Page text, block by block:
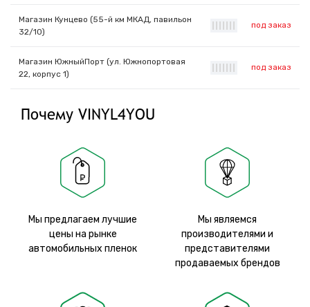
Магазин Кунцево (55-й км МКАД, павильон
32/10)
под заказ
Магазин ЮжныйПорт (ул. Южнопортовая
22, корпус 1)
под заказ
Почему VINYL4YOU
Мы предлагаем лучшие
цены на рынке
автомобильных пленок
Мы являемся
производителями и
представителями
продаваемых брендов